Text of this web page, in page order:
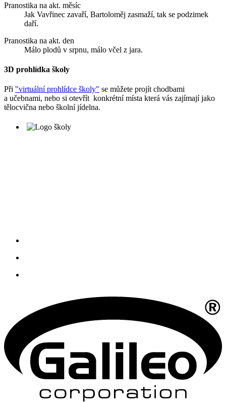
Pranostika na akt. měsíc
Jak Vavřinec zavaří, Bartoloměj zasmaží, tak se podzimek
daří.
Pranostika na akt. den
Málo plodů v srpnu, málo včel z jara.
3D prohlídka školy
Při "virtuální prohlídce školy" se můžete projít chodbami
a učebnami, nebo si otevřít konkrétní místa která vás zajímají jako
tělocvična nebo školní jídelna.